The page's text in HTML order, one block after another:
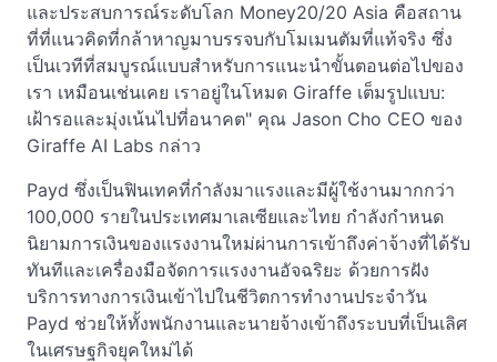
และประสบการณ์ระดับโลก Money20/20 Asia คือสถาน
ที่ที่แนวคิดที่กล้าหาญมาบรรจบกับโมเมนตัมที่แท้จริง ซึ่ง
เป็นเวทีที่สมบูรณ์แบบสำหรับการแนะนำขั้นตอนต่อไปของ
เรา เหมือนเช่นเคย เราอยู่ในโหมด Giraffe เต็มรูปแบบ:
เฝ้ารอและมุ่งเน้นไปที่อนาคต" คุณ Jason Cho CEO ของ
Giraffe AI Labs กล่าว
Payd ซึ่งเป็นฟินเทคที่กำลังมาแรงและมีผู้ใช้งานมากกว่า
100,000 รายในประเทศมาเลเซียและไทย กำลังกำหนด
นิยามการเงินของแรงงานใหม่ผ่านการเข้าถึงค่าจ้างที่ได้รับ
ทันทีและเครื่องมือจัดการแรงงานอัจฉริยะ ด้วยการฝัง
บริการทางการเงินเข้าไปในชีวิตการทำงานประจำวัน
Payd ช่วยให้ทั้งพนักงานและนายจ้างเข้าถึงระบบที่เป็นเลิศ
ในเศรษฐกิจยุคใหม่ได้